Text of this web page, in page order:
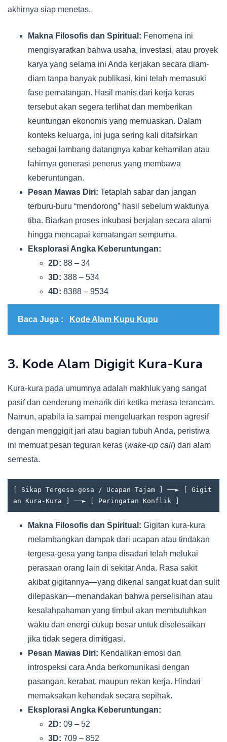
akhirnya siap menetas.
Makna Filosofis dan Spiritual: Fenomena ini
mengisyaratkan bahwa usaha, investasi, atau proyek
karya yang selama ini Anda kerjakan secara diam-
diam tanpa banyak publikasi, kini telah memasuki
fase pematangan. Hasil manis dari kerja keras
tersebut akan segera terlihat dan memberikan
keuntungan ekonomis yang memuaskan. Dalam
konteks keluarga, ini juga sering kali ditafsirkan
sebagai lambang datangnya kabar kehamilan atau
lahirnya generasi penerus yang membawa
keberuntungan.
Pesan Mawas Diri: Tetaplah sabar dan jangan
terburu-buru “mendorong” hasil sebelum waktunya
tiba. Biarkan proses inkubasi berjalan secara alami
hingga mencapai kematangan sempurna.
Eksplorasi Angka Keberuntungan:
2D: 88 – 34
3D: 388 – 534
4D: 8388 – 9534
Baca Juga : Kode Alam Kupu Kupu
3. Kode Alam Digigit Kura-Kura
Kura-kura pada umumnya adalah makhluk yang sangat
pasif dan cenderung menarik diri ketika merasa terancam.
Namun, apabila ia sampai mengeluarkan respon agresif
dengan menggigit jari atau bagian tubuh Anda, peristiwa
ini memuat pesan teguran keras (wake-up call) dari alam
semesta.
[ Sikap Tergesa-gesa / Ucapan Tajam ] ──► [ Gigit
Makna Filosofis dan Spiritual: Gigitan kura-kura
melambangkan dampak dari ucapan atau tindakan
tergesa-gesa yang tanpa disadari telah melukai
perasaan orang lain di sekitar Anda. Rasa sakit
akibat gigitannya—yang dikenal sangat kuat dan sulit
dilepaskan—menandakan bahwa perselisihan atau
kesalahpahaman yang timbul akan membutuhkan
waktu dan energi cukup besar untuk diselesaikan
jika tidak segera dimitigasi.
Pesan Mawas Diri: Kendalikan emosi dan
introspeksi cara Anda berkomunikasi dengan
pasangan, kerabat, maupun rekan kerja. Hindari
memaksakan kehendak secara sepihak.
Eksplorasi Angka Keberuntungan:
2D: 09 – 52
3D: 709 – 852